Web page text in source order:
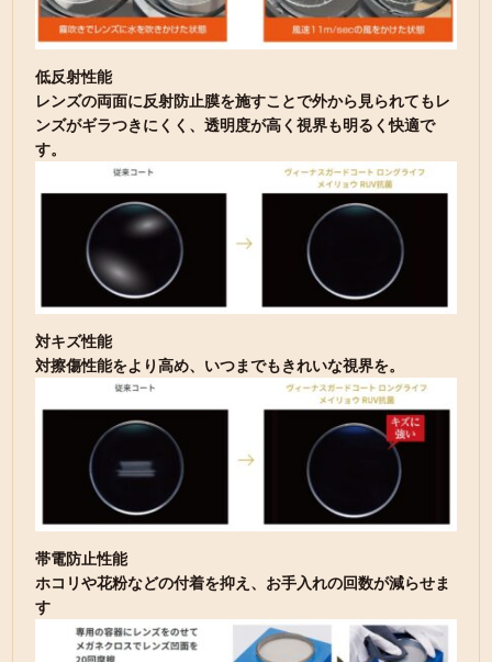
低反射性能
レンズの両⾯に反射防⽌膜を施すことで外から⾒られてもレ
ンズがギラつきにくく、透明度が高く視界も明るく快適で
す。
対キズ性能
対擦傷性能をより高め、いつまでもきれいな視界を。
帯電防止性能
ホコリや花粉などの付着を抑え、お手入れの回数が減らせま
す